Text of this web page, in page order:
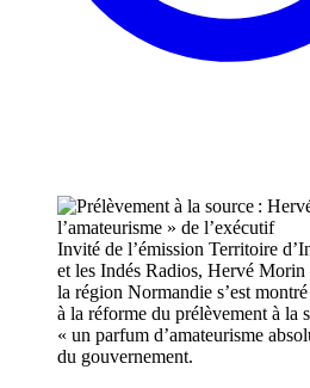
Invité de l’émission Territoire
et les Indés Radios, Hervé Morin
la région Normandie s’est
à la réforme du prélèvement à la
« un parfum d’amateurisme
du gouvernement.